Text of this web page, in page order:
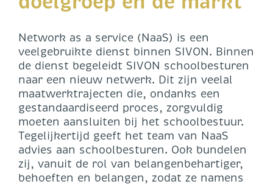
Network as a service (NaaS) is een
veelgebruikte dienst binnen SIVON. Binnen
de dienst begeleidt SIVON schoolbesturen
naar een nieuw netwerk. Dit zijn veelal
maatwerktrajecten die, ondanks een
gestandaardiseerd proces, zorgvuldig
moeten aansluiten bij het schoolbestuur.
Tegelijkertijd geeft het team van NaaS
advies aan schoolbesturen. Ook bundelen
zij, vanuit de rol van belangenbehartiger,
behoeften en belangen, zodat ze namens